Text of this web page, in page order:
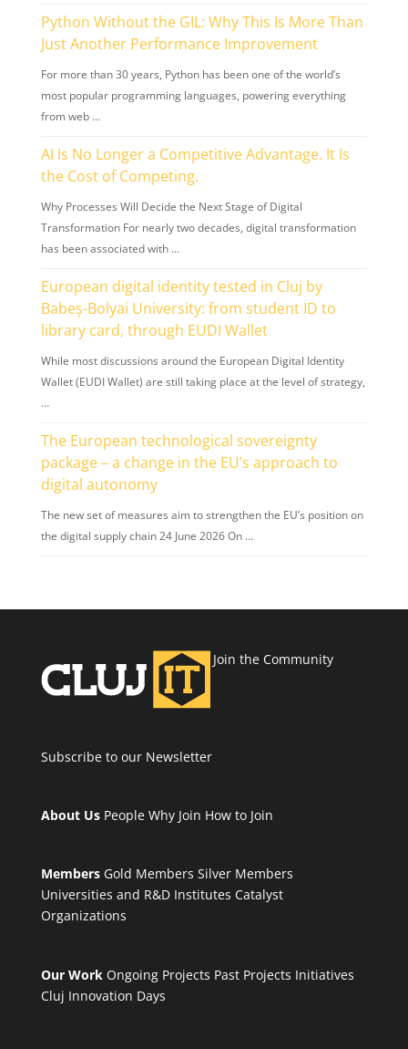
Python Without the GIL: Why This Is More Than
Just Another Performance Improvement
For more than 30 years, Python has been one of the world’s
most popular programming languages, powering everything
from web …
AI Is No Longer a Competitive Advantage. It Is
the Cost of Competing.
Why Processes Will Decide the Next Stage of Digital
Transformation For nearly two decades, digital transformation
has been associated with …
European digital identity tested in Cluj by
Babeș-Bolyai University: from student ID to
library card, through EUDI Wallet
While most discussions around the European Digital Identity
Wallet (EUDI Wallet) are still taking place at the level of strategy,
…
The European technological sovereignty
package – a change in the EU’s approach to
digital autonomy
The new set of measures aim to strengthen the EU’s position on
the digital supply chain 24 June 2026 On …
Join the Community
Subscribe to our Newsletter
About Us People Why Join How to Join
Members Gold Members Silver Members
Universities and R&D Institutes Catalyst
Organizations
Our Work Ongoing Projects Past Projects Initiatives
Cluj Innovation Days